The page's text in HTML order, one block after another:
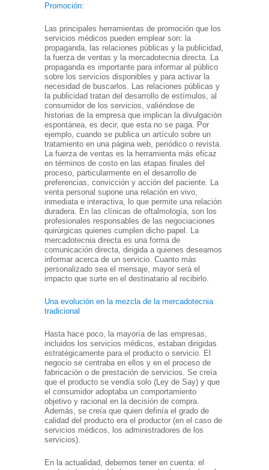
Promoción:
Las principales herramientas de promoción que los
servicios médicos pueden emplear son: la
propaganda, las relaciones públicas y la publicidad,
la fuerza de ventas y la mercadotecnia directa. La
propaganda es importante para informar al público
sobre los servicios disponibles y para activar la
necesidad de buscarlos. Las relaciones públicas y
la publicidad tratan del desarrollo de estímulos, al
consumidor de los servicios, valiéndose de
historias de la empresa que implican la divulgación
espontánea, es decir, que esta no se paga. Por
ejemplo, cuando se publica un artículo sobre un
tratamiento en una página web, periódico o revista.
La fuerza de ventas es la herramienta más eficaz
en términos de costo en las etapas finales del
proceso, particularmente en el desarrollo de
preferencias, convicción y acción del paciente. La
venta personal supone una relación en vivo,
inmediata e interactiva, lo que permite una relación
duradera. En las clínicas de oftalmología, son los
profesionales responsables de las negociaciones
quirúrgicas quienes cumplen dicho papel. La
mercadotecnia directa es una forma de
comunicación directa, dirigida a quienes deseamos
informar acerca de un servicio. Cuanto más
personalizado sea el mensaje, mayor será el
impacto que surte en el destinatario al recibirlo.
Una evolución en la mezcla de la mercadotecnia
tradicional
Hasta hace poco, la mayoría de las empresas,
incluidos los servicios médicos, estaban dirigidas
estratégicamente para el producto o servicio. El
negocio se centraba en ellos y en el proceso de
fabricación o de prestación de servicios. Se creía
que el producto se vendía solo (Ley de Say) y que
el consumidor adoptaba un comportamiento
objetivo y racional en la decisión de compra.
Además, se creía que quien definía el grado de
calidad del producto era el productor (en el caso de
servicios médicos, los administradores de los
servicios).
En la actualidad, debemos tener en cuenta: el